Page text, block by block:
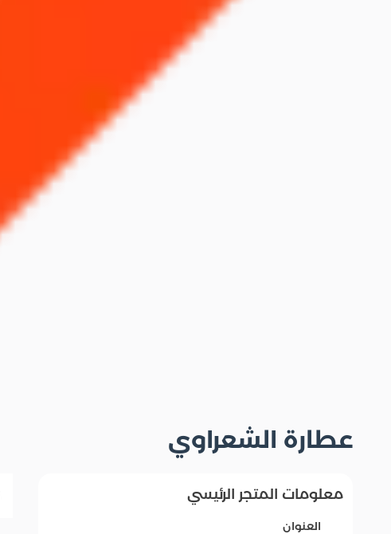
عطارة الشعراوي
معلومات المتجر الرئيسي
العنوان